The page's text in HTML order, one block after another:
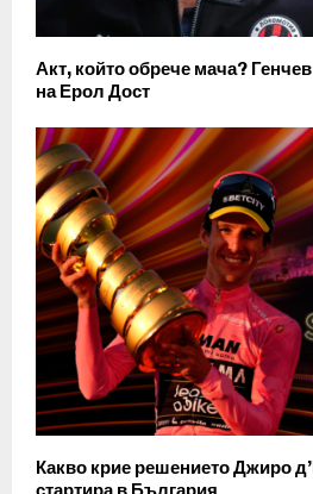
Акт, който обрече мача?
на Ерол Дост
Какво крие решението Джиро